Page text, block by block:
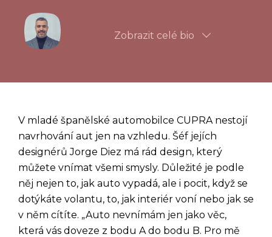
Zobrazit celé bio
V mladé španělské automobilce CUPRA nestojí
navrhování aut jen na vzhledu. Šéf jejích
designérů Jorge Diez má rád design, který
můžete vnímat všemi smysly. Důležité je podle
něj nejen to, jak auto vypadá, ale i pocit, když se
dotýkáte volantu, to, jak interiér voní nebo jak se
v něm cítíte. „Auto nevnímám jen jako věc,
která vás doveze z bodu A do bodu B. Pro mě